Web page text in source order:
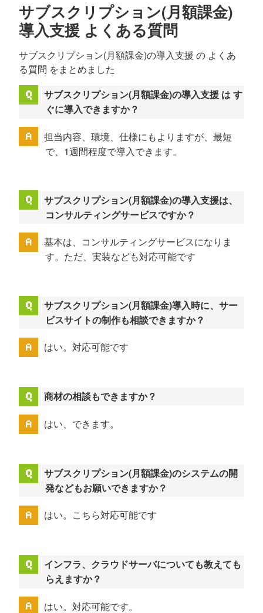
サブスクリプション(月額課金)
導入支援 よくある質問
サブスクリプション(月額課金)の導入支援 の よくあ
る質問 をまとめました
サブスクリプション(月額課金)の導入支援 は す
ぐに導入できますか？
担当内容、環境、仕様にもよりますが、最短
で、1週間程度で導入できます。
サブスクリプション(月額課金)の導入支援は、
コンサルティングサービスですか？
基本は、コンサルティングサービスになりま
す。ただ、実装なども対応可能です
サブスクリプション(月額課金)導入時に、サー
ビスサイトの制作も相談できますか？
はい。対応可能です
商材の相談もできますか？
はい、できます。
サブスクリプション(月額課金)のシステムの開
発などもお願いできますか？
はい。こちら対応可能です
インフラ、クラウドサーバについても教えても
らえますか？
はい。対応可能です。